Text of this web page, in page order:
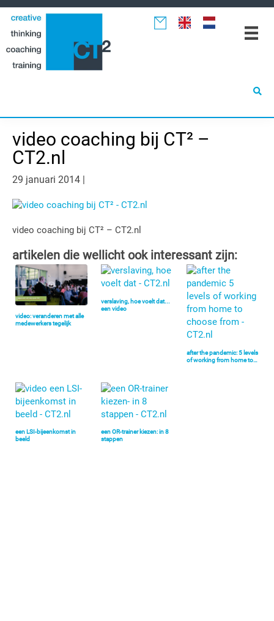
Spring
naar
hoofdnavigatie
Door
naar
Spring
naar
eerste
video coaching bij CT² –
CT2.nl
29 januari 2014
video coaching bij CT² – CT2.nl
artikelen die wellicht ook interessant zijn:
video: veranderen met alle
medewerkers tegelijk
verslaving, hoe voelt dat...
een video
after the pandemic: 5 levels
of working from home to…
een LSI-bijeenkomst in
beeld
een OR-trainer kiezen: in 8
stappen